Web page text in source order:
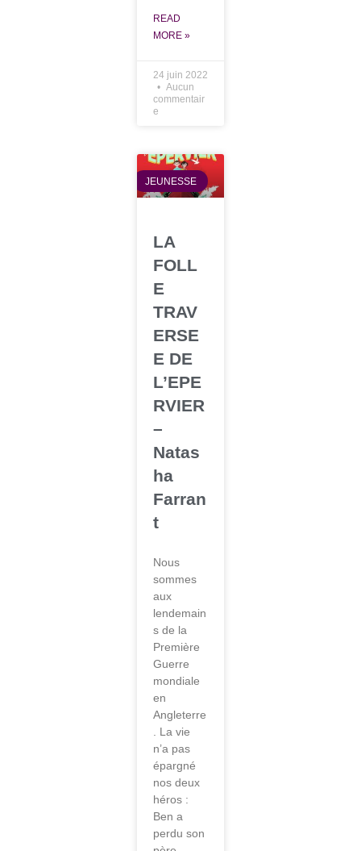
READ
MORE »
24 juin 2022
Aucun
commentair
e
JEUNESSE
LA
FOLL
E
TRAV
ERSE
E DE
L’EPE
RVIER
–
Natas
ha
Farran
t
Nous
sommes
aux
lendemain
s de la
Première
Guerre
mondiale
en
Angleterre
. La vie
n’a pas
épargné
nos deux
héros :
Ben a
perdu son